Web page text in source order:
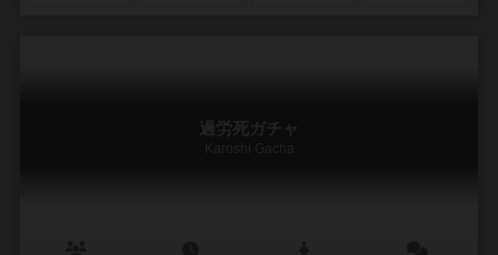
過労死ガチャ
Karoshi Gacha